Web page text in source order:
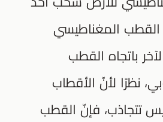
القطب المغناطيسي
باتجاه القطب
نظرًا لأنّ الأقطاب
تتجاذب، فإنّ القطب